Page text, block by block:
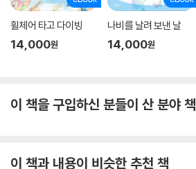
휠체어 타고 다이빙
14,000원
나비를 날려 보낸 날
14,000원
이 책을 구입하신 분들이 산 분야 책
이 책과 내용이 비슷한 추천 책